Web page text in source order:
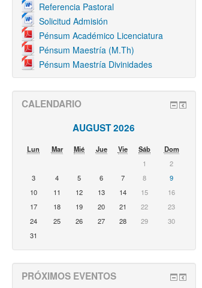
Referencia Pastoral
Solicitud Admisión
Pénsum Académico Licenciatura
Pénsum Maestría (M.Th)
Pénsum Maestría Divinidades
CALENDARIO
AUGUST 2026
Lun Mar Mié Jue Vie Sáb
Dom
1
2
3
4 5 6 7 8
9
10
11 12 13 14 15
16
17
18 19 20 21 22
23
24
25 26 27 28 29
30
31
PRÓXIMOS EVENTOS